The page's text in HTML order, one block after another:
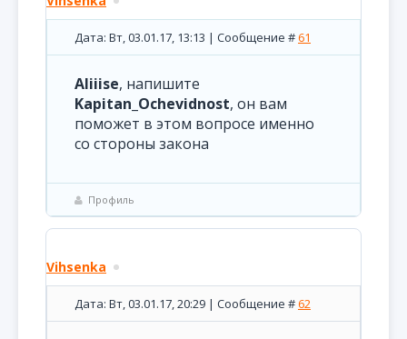
Дата: Вт, 03.01.17, 13:13 | Сообщение #61
Aliiise, напишите
Kapitan_Ochevidnost, он вам
поможет в этом вопросе именно
со стороны закона
Профиль
Vihsenka
Дата: Вт, 03.01.17, 20:29 | Сообщение #62